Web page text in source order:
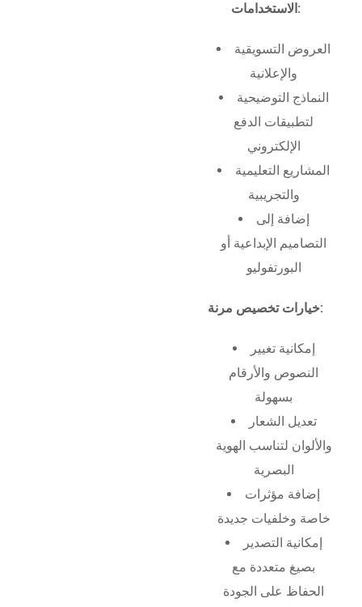
الاستخدامات:
العروض التسويقية
والإعلانية
النماذج التوضيحية
لتطبيقات الدفع
الإلكتروني
المشاريع التعليمية
والتجريبية
إضافة إلى
التصاميم الإبداعية أو
البورتفوليو
خيارات تخصيص مرنة:
إمكانية تغيير
النصوص والأرقام
بسهولة
تعديل الشعار
والألوان لتناسب الهوية
البصرية
إضافة مؤثرات
خاصة وخلفيات جديدة
إمكانية التصدير
بصيغ متعددة مع
الحفاظ على الجودة